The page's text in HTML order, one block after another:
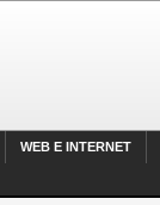
WEB E INTERNET